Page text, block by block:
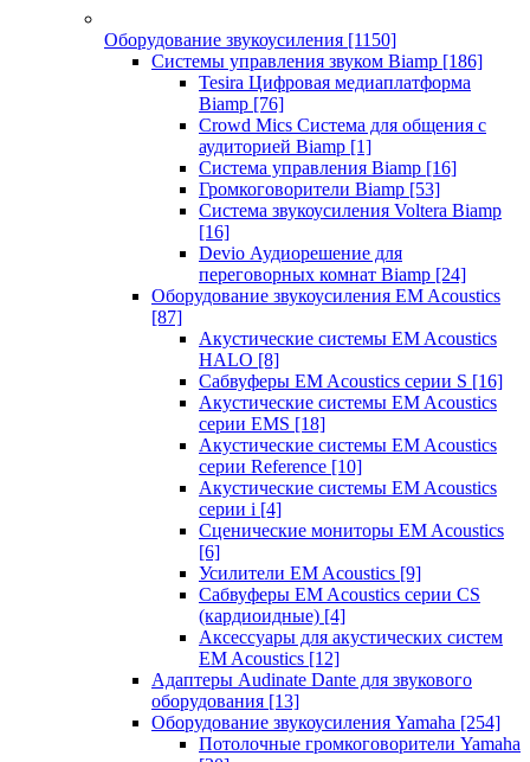
Оборудование звукоусиления [1150]
Системы управления звуком Biamp [186]
Tesira Цифровая медиаплатформа
Biamp [76]
Crowd Mics Система для общения с
аудиторией Biamp [1]
Система управления Biamp [16]
Громкоговорители Biamp [53]
Система звукоусиления Voltera Biamp
[16]
Devio Аудиорешение для
переговорных комнат Biamp [24]
Оборудование звукоусиления EM Acoustics
[87]
Акустические системы EM Acoustics
HALO [8]
Сабвуферы EM Acoustics серии S [16]
Акустические системы EM Acoustics
серии EMS [18]
Акустические системы EM Acoustics
серии Reference [10]
Акустические системы EM Acoustics
серии i [4]
Сценические мониторы EM Acoustics
[6]
Усилители EM Acoustics [9]
Сабвуферы EM Acoustics серии CS
(кардиоидные) [4]
Аксессуары для акустических систем
EM Acoustics [12]
Адаптеры Audinate Dante для звукового
оборудования [13]
Оборудование звукоусиления Yamaha [254]
Потолочные громкоговорители Yamaha